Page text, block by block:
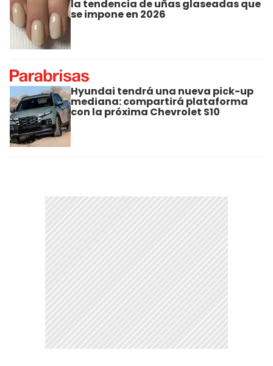
la tendencia de uñas glaseadas que
se impone en 2026
Hyundai tendrá una nueva pick-up
mediana: compartirá plataforma
con la próxima Chevrolet S10